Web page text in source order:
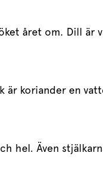
året om. Dill
är koriander en
hel. Även